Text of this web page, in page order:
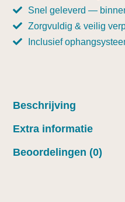
Snel geleverd —
Zorgvuldig & veilig
Inclusief
Beschrijving
Extra informatie
Beoordelingen (0)